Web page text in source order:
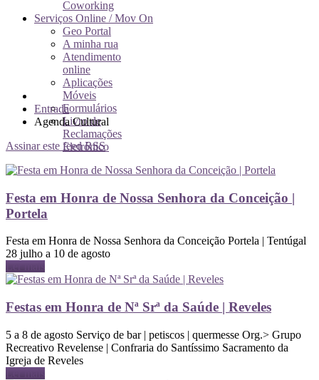
Coworking
Serviços Online / Mov On
Geo Portal
A minha rua
Atendimento
online
Aplicações
Móveis
Formulários
Livro de
Reclamações
Eletrónico
Entrada
Agenda Cultural
Assinar este feed RSS
Festa em Honra de Nossa Senhora da Conceição |
Portela
Festa em Honra de Nossa Senhora da Conceição Portela | Tentúgal
28 julho a 10 de agosto
Ler mais
Festas em Honra de Nª Srª da Saúde | Reveles
5 a 8 de agosto Serviço de bar | petiscos | quermesse Org.> Grupo
Recreativo Revelense | Confraria do Santíssimo Sacramento da
Igreja de Reveles
Ler mais